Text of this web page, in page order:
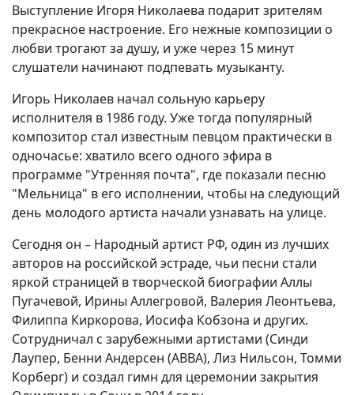
Выступление Игоря Николаева подарит зрителям
прекрасное настроение. Его нежные композиции о
любви трогают за душу, и уже через 15 минут
слушатели начинают подпевать музыканту.
Игорь Николаев начал сольную карьеру
исполнителя в 1986 году. Уже тогда популярный
композитор стал известным певцом практически в
одночасье: хватило всего одного эфира в
программе "Утренняя почта", где показали песню
"Мельница" в его исполнении, чтобы на следующий
день молодого артиста начали узнавать на улице.
Сегодня он – Народный артист РФ, один из лучших
авторов на российской эстраде, чьи песни стали
яркой страницей в творческой биографии Аллы
Пугачевой, Ирины Аллегровой, Валерия Леонтьева,
Филиппа Киркорова, Иосифа Кобзона и других.
Сотрудничал с зарубежными артистами (Синди
Лаупер, Бенни Андерсен (ABBA), Лиз Нильсон, Томми
Корберг) и создал гимн для церемонии закрытия